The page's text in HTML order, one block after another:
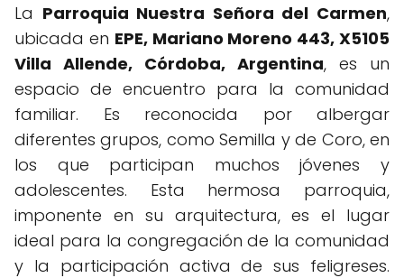
La Parroquia Nuestra Señora del Carmen,
ubicada en EPE, Mariano Moreno 443, X5105
Villa Allende, Córdoba, Argentina, es un
espacio de encuentro para la comunidad
familiar. Es reconocida por albergar
diferentes grupos, como Semilla y de Coro, en
los que participan muchos jóvenes y
adolescentes. Esta hermosa parroquia,
imponente en su arquitectura, es el lugar
ideal para la congregación de la comunidad
y la participación activa de sus feligreses.